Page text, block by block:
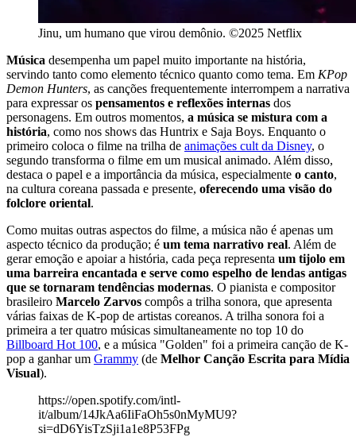
Jinu, um humano que virou demônio. ©2025 Netflix
Música desempenha um papel muito importante na história,
servindo tanto como elemento técnico quanto como tema. Em KPop
Demon Hunters, as canções frequentemente interrompem a narrativa
para expressar os pensamentos e reflexões internas dos
personagens. Em outros momentos, a música se mistura com a
história, como nos shows das Huntrix e Saja Boys. Enquanto o
primeiro coloca o filme na trilha de animações cult da Disney, o
segundo transforma o filme em um musical animado. Além disso,
destaca o papel e a importância da música, especialmente o canto,
na cultura coreana passada e presente, oferecendo uma visão do
folclore oriental.
Como muitas outras aspectos do filme, a música não é apenas um
aspecto técnico da produção; é um tema narrativo real. Além de
gerar emoção e apoiar a história, cada peça representa um tijolo em
uma barreira encantada e serve como espelho de lendas antigas
que se tornaram tendências modernas. O pianista e compositor
brasileiro Marcelo Zarvos compôs a trilha sonora, que apresenta
várias faixas de K-pop de artistas coreanos. A trilha sonora foi a
primeira a ter quatro músicas simultaneamente no top 10 do
Billboard Hot 100, e a música "Golden" foi a primeira canção de K-
pop a ganhar um Grammy (de Melhor Canção Escrita para Mídia
Visual).
https://open.spotify.com/intl-
it/album/14JkAa6IiFaOh5s0nMyMU9?
si=dD6YisTzSji1a1e8P53FPg